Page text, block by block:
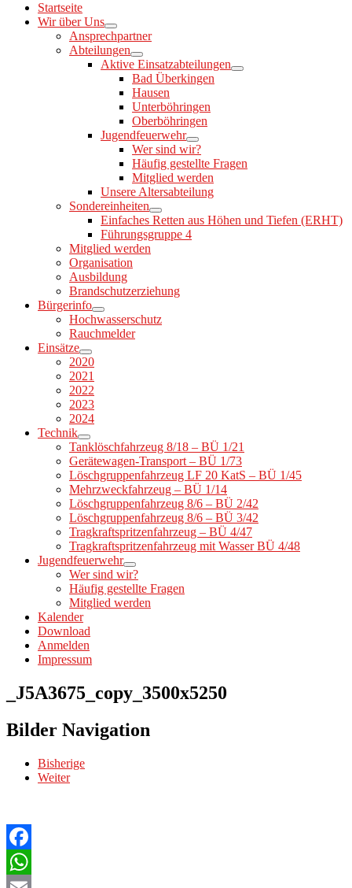
Startseite
Wir über Uns
Ansprechpartner
Abteilungen
Aktive Einsatzabteilungen
Bad Überkingen
Hausen
Unterböhringen
Oberböhringen
Jugendfeuerwehr
Wer sind wir?
Häufig gestellte Fragen
Mitglied werden
Unsere Altersabteilung
Sondereinheiten
Einfaches Retten aus Höhen und Tiefen (ERHT)
Führungsgruppe 4
Mitglied werden
Organisation
Ausbildung
Brandschutzerziehung
Bürgerinfo
Hochwasserschutz
Rauchmelder
Einsätze
2020
2021
2022
2023
2024
Technik
Tanklöschfahrzeug 8/18 – BÜ 1/21
Gerätewagen-Transport – BÜ 1/73
Löschgruppenfahrzeug LF 20 KatS – BÜ 1/45
Mehrzweckfahrzeug – BÜ 1/14
Löschgruppenfahrzeug 8/6 – BÜ 2/42
Löschgruppenfahrzeug 8/6 – BÜ 3/42
Tragkraftspritzenfahrzeug – BÜ 4/47
Tragkraftspritzenfahrzeug mit Wasser BÜ 4/48
Jugendfeuerwehr
Wer sind wir?
Häufig gestellte Fragen
Mitglied werden
Kalender
Download
Anmelden
Impressum
_J5A3675_copy_3500x5250
Bilder Navigation
Bisherige
Weiter
Facebook